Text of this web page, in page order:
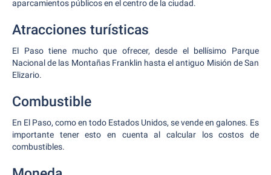
aparcamientos públicos en el centro de la ciudad.
Atracciones turísticas
El Paso tiene mucho que ofrecer, desde el bellísimo Parque
Nacional de las Montañas Franklin hasta el antiguo Misión de San
Elizario.
Combustible
En El Paso, como en todo Estados Unidos, se vende en galones. Es
importante tener esto en cuenta al calcular los costos de
combustibles.